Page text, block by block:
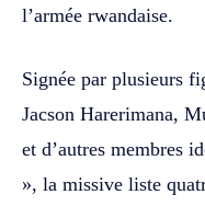
l’armée rwandaise.
Signée par plusieurs
Jacson Harerimana,
et d’autres membres
», la missive liste